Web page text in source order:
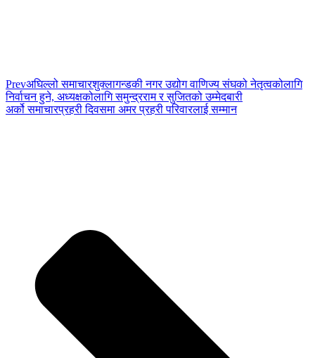
Prevअघिल्लो समाचारशुक्लागन्डकी नगर उद्योग वाणिज्य संघको नेतृत्वकोलागि
निर्वाचन हुने, अध्यक्षकोलागि समुन्द्रराम र सुजितको उम्मेदबारी
अर्को समाचारप्रहरी दिवसमा अमर प्रहरी परिवारलाई सम्मान